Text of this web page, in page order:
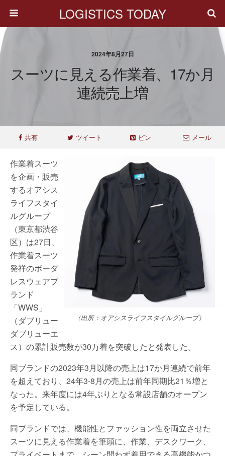
LOGISTICS TODAY
2024年8月27日
スーツに見える作業着、17か月
連続売上増
共有 ツイート ピン メール
（出所：オアシスライフスタイルグループ）
作業着スーツ
を企画・販売
するオアシス
ライフスタイ
ルグループ
（東京都渋谷
区）は27日、
作業着スーツ
発祥のボーダ
レスウェアブ
ランド
「WWS」
（ダブリュー
ダブリューエ
ス）の累計販売数が30万着を突破したと発表した。
同ブランドの2023年3月以降の売上は17か月連続で前年
を超えており、24年3‐8月の売上は前年同期比21％増と
なった。来年度には4年ぶりとなる常設店舗のオープン
を予定している。
同ブランドでは、機能性とファッション性を両立させた
スーツに見える作業着を筆頭に、作業、デスクワーク、